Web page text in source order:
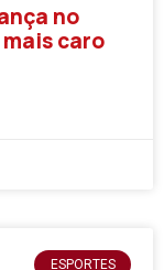
no
caro
ESPORTES